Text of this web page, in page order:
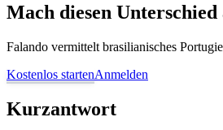
Mach diesen
Falando vermittelt brasilianisches
Kostenlos startenAnmelden
Kurzantwort